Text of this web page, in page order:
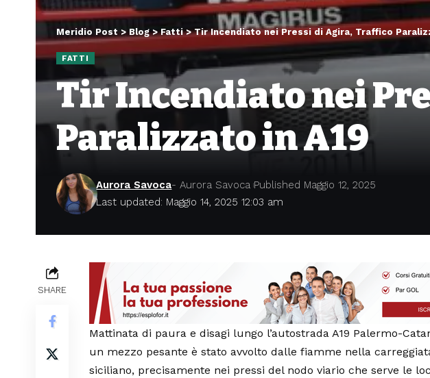
Meridio Post >Blog>Fatti>Tir Incendiato nei Pressi di Agira, Traffico
FATTI
Tir Incendiato nei
Paralizzato in A19
Last updated: Maggio 14, 2025 12:03 am
Aurora Savoca- Aurora Savoca Published Maggio 12, 2025
SHARE
Mattinata di paura e disagi lungo l’autostrada A19 Palermo-
un mezzo pesante è stato avvolto dalle fiamme nella
siciliano, precisamente nei pressi del nodo viario che serve le